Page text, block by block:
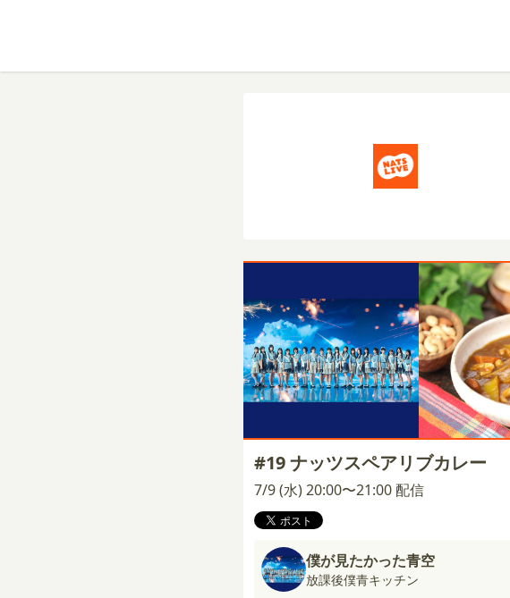
#19 ナッツスペアリブカレー
7/9 (水) 20:00〜21:00 配信
僕が見たかった青空
放課後僕青キッチン